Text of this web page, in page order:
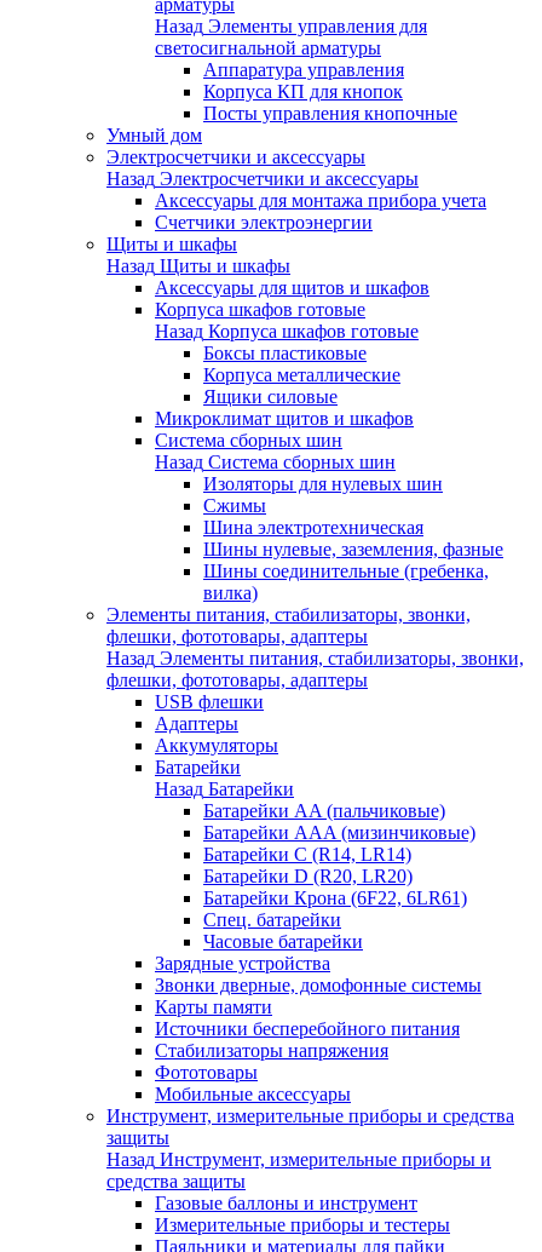
арматуры
Назад Элементы управления для
светосигнальной арматуры
Аппаратура управления
Корпуса КП для кнопок
Посты управления кнопочные
Умный дом
Электросчетчики и аксессуары
Назад Электросчетчики и аксессуары
Аксессуары для монтажа прибора учета
Счетчики электроэнергии
Щиты и шкафы
Назад Щиты и шкафы
Аксессуары для щитов и шкафов
Корпуса шкафов готовые
Назад Корпуса шкафов готовые
Боксы пластиковые
Корпуса металлические
Ящики силовые
Микроклимат щитов и шкафов
Система сборных шин
Назад Система сборных шин
Изоляторы для нулевых шин
Сжимы
Шина электротехническая
Шины нулевые, заземления, фазные
Шины соединительные (гребенка,
вилка)
Элементы питания, стабилизаторы, звонки,
флешки, фототовары, адаптеры
Назад Элементы питания, стабилизаторы, звонки,
флешки, фототовары, адаптеры
USB флешки
Адаптеры
Аккумуляторы
Батарейки
Назад Батарейки
Батарейки AA (пальчиковые)
Батарейки AAA (мизинчиковые)
Батарейки C (R14, LR14)
Батарейки D (R20, LR20)
Батарейки Крона (6F22, 6LR61)
Спец. батарейки
Часовые батарейки
Зарядные устройства
Звонки дверные, домофонные системы
Карты памяти
Источники бесперебойного питания
Стабилизаторы напряжения
Фототовары
Мобильные аксессуары
Инструмент, измерительные приборы и средства
защиты
Назад Инструмент, измерительные приборы и
средства защиты
Газовые баллоны и инструмент
Измерительные приборы и тестеры
Паяльники и материалы для пайки